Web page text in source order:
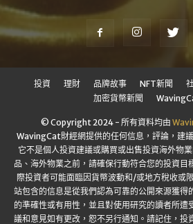
投資 理財 品牌故事 NFT新聞
加密貨幣新聞
© Copyright 2024 - 所有資料均由
WavingCat財經網提供的任何信息，評論，建
它不是個人投資建議或購買或出售投資海外物
品、海外物業之前，請確保行動符合您的投資目
際投資者可能面臨因貨幣波動和/或地方稅收或
站包含的信息是從我們認為可靠的公開來源獲得
的準確性或有用性，並且對使用研究的讀者所遭
議和意見如有更改，恕不另行通知。請記住，投